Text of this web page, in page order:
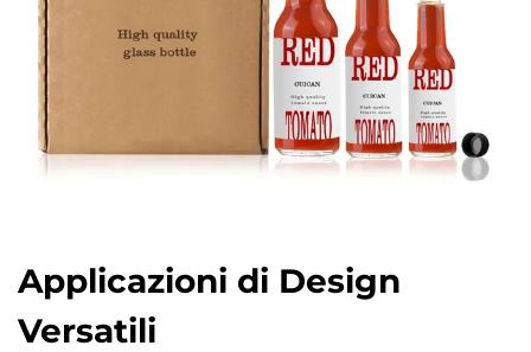
Applicazioni di Design
Versatili